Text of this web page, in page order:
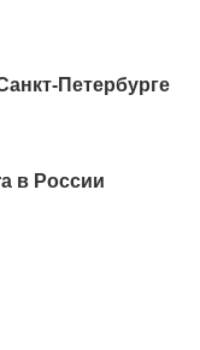
Петербурге
в России